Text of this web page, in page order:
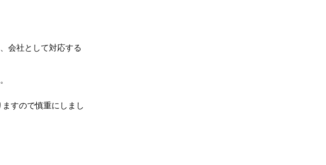
会社として対応する
すので慎重にしまし